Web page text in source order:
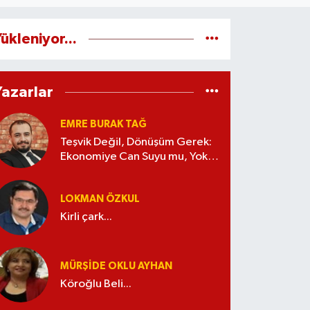
EMRE BURAK TAĞ
Teşvik Değil, Dönüşüm Gerek:
Ekonomiye Can Suyu mu, Yoksa
LOKMAN ÖZKUL
Kirli çark...
MÜRŞIDE OKLU AYHAN
Köroğlu Beli...